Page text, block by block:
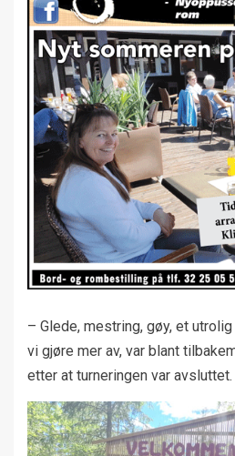
– Glede, mestring, gøy, et
vi gjøre mer av, var blant
etter at turneringen var avsluttet.